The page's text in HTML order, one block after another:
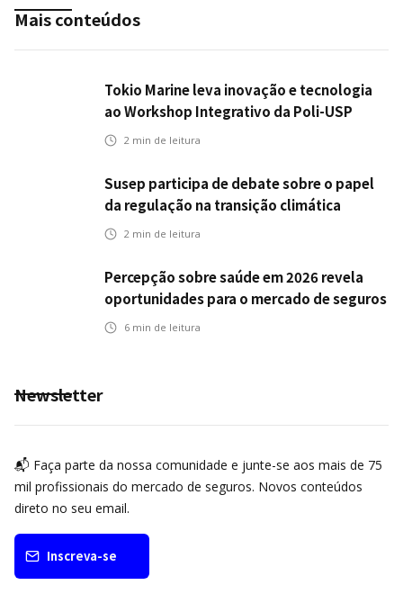
Mais conteúdos
Tokio Marine leva inovação e tecnologia
ao Workshop Integrativo da Poli-USP
2 min de leitura
Susep participa de debate sobre o papel
da regulação na transição climática
2 min de leitura
Percepção sobre saúde em 2026 revela
oportunidades para o mercado de seguros
ampliar cobertura e prevenção
6 min de leitura
Newsletter
📬 Faça parte da nossa comunidade e junte-se aos mais de 75
mil profissionais do mercado de seguros. Novos conteúdos
direto no seu email.
Inscreva-se